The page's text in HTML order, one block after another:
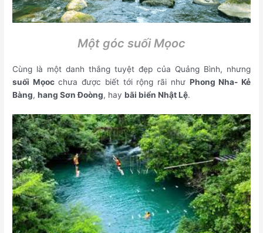
Một góc suối Mọoc
Cùng là một danh thắng tuyệt đẹp của Quảng Bình, nhưng
suối Mọocchưa được biết tới rộng rãi như Phong Nha- Kẻ
Bàng,hang Sơn Đoòng, haybãi biển Nhật Lệ.